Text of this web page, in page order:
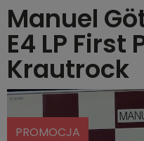
Manuel
E4 LP First
Krautrock
PROMOCJA